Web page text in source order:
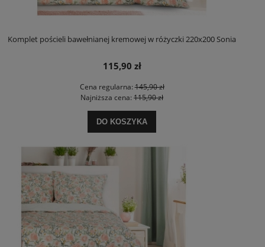
Komplet pościeli bawełnianej kremowej w różyczki 220x200 Sonia
115,90 zł
Cena regularna:145,90 zł
Najniższa cena: 115,90 zł
DO KOSZYKA